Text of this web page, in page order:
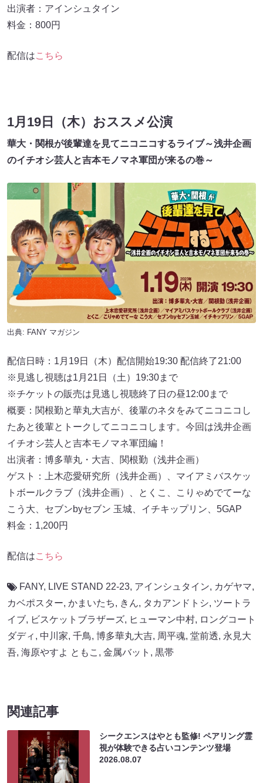
出演者：アインシュタイン
料金：800円
配信はこちら
1月19日（木）おススメ公演
華大・関根が後輩達を見てニコニコするライブ～浅井企画
のイチオシ芸人と吉本モノマネ軍団が来るの巻～
出典: FANY マガジン
配信日時：1月19日（木）配信開始19:30 配信終了21:00
※見逃し視聴は1月21日（土）19:30まで
※チケットの販売は見逃し視聴終了日の昼12:00まで
概要：関根勤と華丸大吉が、後輩のネタをみてニコニコし
たあと後輩とトークしてニコニコします。今回は浅井企画
イチオシ芸人と吉本モノマネ軍団編！
出演者：博多華丸・大吉、関根勤（浅井企画）
ゲスト：上木恋愛研究所（浅井企画）、マイアミバスケッ
トボールクラブ（浅井企画）、とくこ、こりゃめでてーな
こう大、セブンbyセブン 玉城、イチキップリン、5GAP
料金：1,200円
配信はこちら
FANY, LIVE STAND 22-23, アインシュタイン, カゲヤマ,
カベポスター, かまいたち, きん, タカアンドトシ, ツートラ
イブ, ビスケットブラザーズ, ヒューマン中村, ロングコート
ダディ , 中川家, 千鳥, 博多華丸大吉, 周平魂, 堂前透, 永見大
吾, 海原やすよ ともこ , 金属バット , 黒帯
関連記事
シークエンスはやとも監修! ペアリング霊
視が体験できる占いコンテンツ登場
2026.08.07